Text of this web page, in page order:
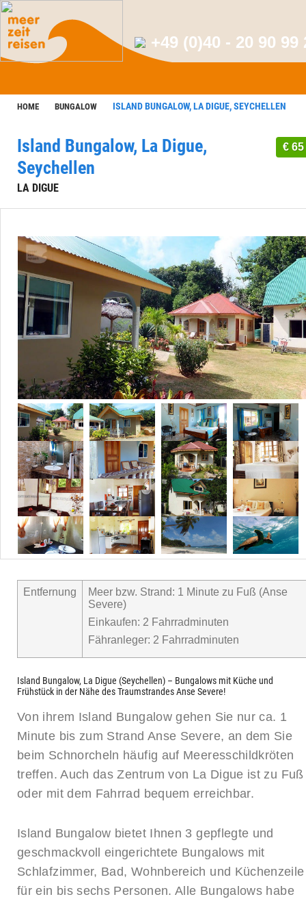
+49 (0)40 - 20 90 99
HOME BUNGALOW ISLAND BUNGALOW, LA DIGUE, SEYCHELLEN
€ 65
Island Bungalow, La Digue,
Seychellen
LA DIGUE
Entfernung
Meer bzw. Strand: 1 Minute zu Fuß (Anse
Severe)
Einkaufen: 2 Fahrradminuten
Fähranleger: 2 Fahrradminuten
Island Bungalow, La Digue (Seychellen) – Bungalows mit Küche und
Frühstück in der Nähe des Traumstrandes Anse Severe!
Von ihrem Island Bungalow gehen Sie nur ca. 1
Minute bis zum Strand Anse Severe, an dem Sie
beim Schnorcheln häufig auf Meeresschildkröten
treffen. Auch das Zentrum von La Digue ist zu Fuß
oder mit dem Fahrrad bequem erreichbar.
Island Bungalow bietet Ihnen 3 gepflegte und
geschmackvoll eingerichtete Bungalows mit
Schlafzimmer, Bad, Wohnbereich und Küchenzeile
für ein bis sechs Personen. Alle Bungalows habe